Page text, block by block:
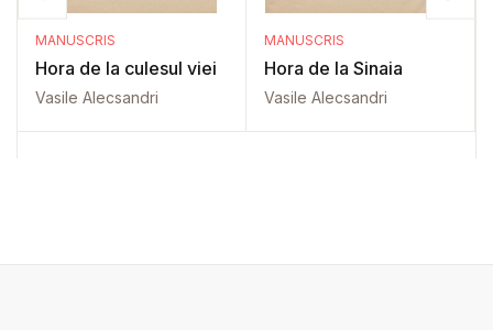
MANUSCRIS
Hora de la culesul viei
Vasile Alecsandri
MANUSCRIS
Hora de la Sinaia
Vasile Alecsandri